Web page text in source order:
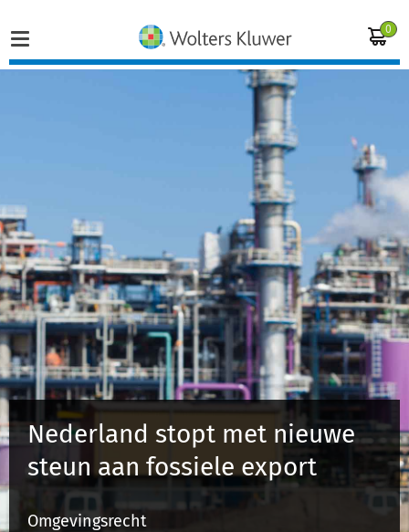
0
Actueel
Producten
Opleidingen
Juridisch advies
Inloggen op de kennisbank
Inloggen
Nederland stopt met nieuwe
steun aan fossiele export
Omgevingsrecht